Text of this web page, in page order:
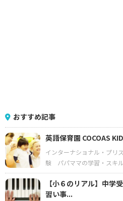
おすすめ記事
英語保育園 COCOAS
インターナショナル・プリ
験
パパママの学習・スキ
【小６のリアル】中学
習い事...